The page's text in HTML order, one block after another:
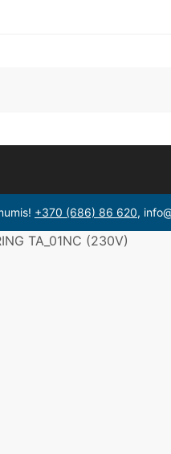
+370 (686) 86 620,
TA_01NC (230V)